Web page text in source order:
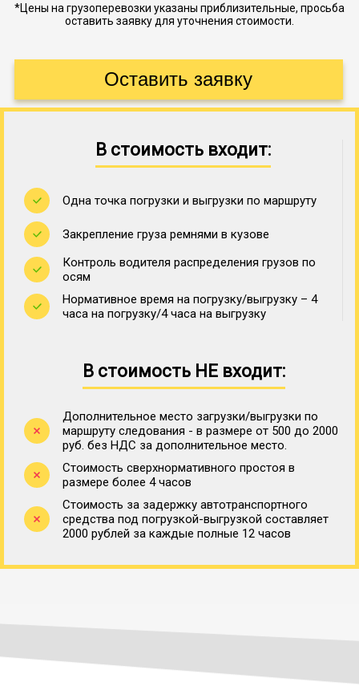
*Цены на грузоперевозки указаны приблизительные, просьба
оставить заявку для уточнения стоимости.
В стоимость входит:
Одна точка погрузки и выгрузки по маршруту
Закрепление груза ремнями в кузове
Контроль водителя распределения грузов по
осям
Нормативное время на погрузку/выгрузку – 4
часа на погрузку/4 часа на выгрузку
В стоимость НЕ входит:
Дополнительное место загрузки/выгрузки по
маршруту следования - в размере от 500 до 2000
руб. без НДС за дополнительное место.
Стоимость сверхнормативного простоя в
размере более 4 часов
Стоимость за задержку автотранспортного
средства под погрузкой-выгрузкой составляет
2000 рублей за каждые полные 12 часов